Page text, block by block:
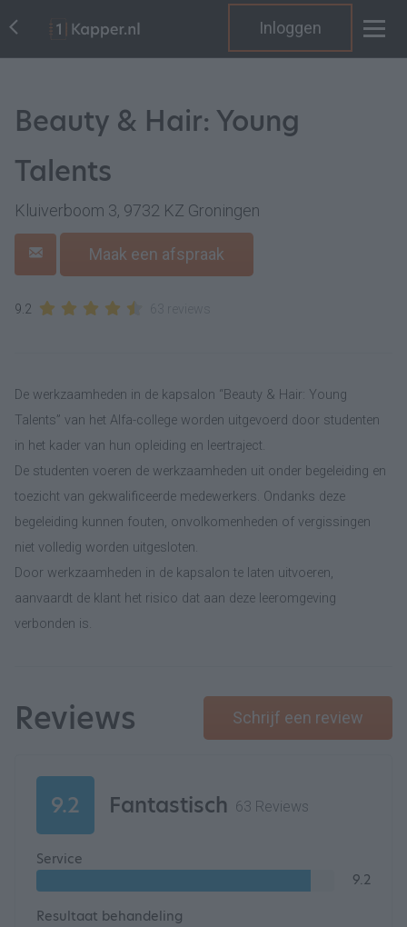
Inloggen
Beauty & Hair: Young
Talents
Kluiverboom 3, 9732 KZ Groningen
Maak een afspraak
9.2
De werkzaamheden in de kapsalon “Beauty & Hair: Young
Talents” van het Alfa-college worden uitgevoerd door studenten
in het kader van hun opleiding en leertraject.
De studenten voeren de werkzaamheden uit onder begeleiding en
toezicht van gekwalificeerde medewerkers. Ondanks deze
begeleiding kunnen fouten, onvolkomenheden of vergissingen
niet volledig worden uitgesloten.
Door werkzaamheden in de kapsalon te laten uitvoeren,
aanvaardt de klant het risico dat aan deze leeromgeving
verbonden is.
Reviews Schrijf een review
9.2 Fantastisch 63 Reviews
Service
9.2
Resultaat behandeling